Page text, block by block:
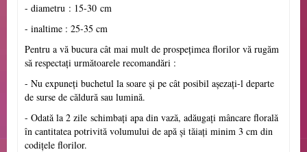
- diametru : 15-30 cm
- inaltime : 25-35 cm
Pentru a vă bucura cât mai mult de prospețimea florilor vă rugăm
să respectați următoarele recomandări :
- Nu expuneți buchetul la soare și pe cât posibil așezați-l departe
de surse de căldură sau lumină.
- Odată la 2 zile schimbați apa din vază, adăugați mâncare florală
în cantitatea potrivită volumului de apă și tăiați minim 3 cm din
codițele florilor.